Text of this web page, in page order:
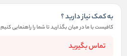
به کمک نیاز دارید ؟
کافیست با ما در میان بگذارید تا شما را راهنمایی کنیم
تماس بگیرید